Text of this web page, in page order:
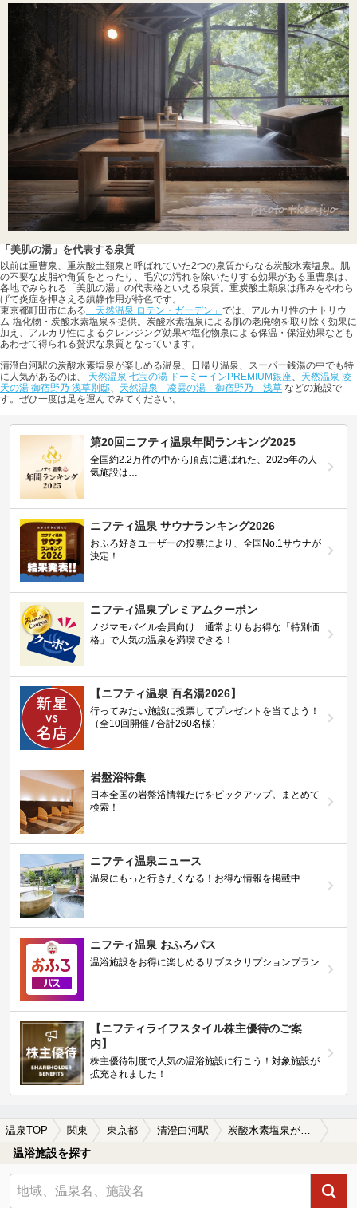
「美肌の湯」を代表する泉質
以前は重曹泉、重炭酸土類泉と呼ばれていた2つの泉質からなる炭酸水素塩泉。肌
の不要な皮脂や角質をとったり、毛穴の汚れを除いたりする効果がある重曹泉は、
各地でみられる「美肌の湯」の代表格といえる泉質。重炭酸土類泉は痛みをやわら
げて炎症を押さえる鎮静作用が特色です。
東京都町田市にある 「天然温泉 ロテン・ガーデン」 では、アルカリ性のナトリウ
ム-塩化物・炭酸水素塩泉を提供。炭酸水素塩泉による肌の老廃物を取り除く効果に
加え、アルカリ性によるクレンジング効果や塩化物泉による保温・保湿効果なども
あわせて得られる贅沢な泉質となっています。
清澄白河駅の炭酸水素塩泉が楽しめる温泉、日帰り温泉、スーパー銭湯の中でも特
に人気があるのは、 天然温泉 七宝の湯 ドーミーインPREMIUM銀座、 天然温泉 凌
天の湯 御宿野乃 浅草別邸、 天然温泉 凌雲の湯 御宿野乃 浅草 などの施設で
す。ぜひ一度は足を運んでみてください。
第20回ニフティ温泉年間ランキング2025
全国約2.2万件の中から頂点に選ばれた、2025年の人
気施設は…
ニフティ温泉 サウナランキング2026
おふろ好きユーザーの投票により、全国No.1サウナが
決定！
ニフティ温泉プレミアムクーポン
ノジマモバイル会員向け 通常よりもお得な「特別価
格」で人気の温泉を満喫できる！
【ニフティ温泉 百名湯2026】
行ってみたい施設に投票してプレゼントを当てよう！
（全10回開催 / 合計260名様）
岩盤浴特集
日本全国の岩盤浴情報だけをピックアップ。まとめて
検索！
ニフティ温泉ニュース
温泉にもっと行きたくなる！お得な情報を掲載中
ニフティ温泉 おふろパス
温浴施設をお得に楽しめるサブスクリプションプラン
【ニフティライフスタイル株主優待のご案
内】
株主優待制度で人気の温浴施設に行こう！対象施設が
拡充されました！
温泉TOP 関東 東京都 清澄白河駅 炭酸水素塩泉が楽しめる清澄白河駅近くの温泉、日帰り温泉、スーパー銭湯おすすめ
温浴施設を探す